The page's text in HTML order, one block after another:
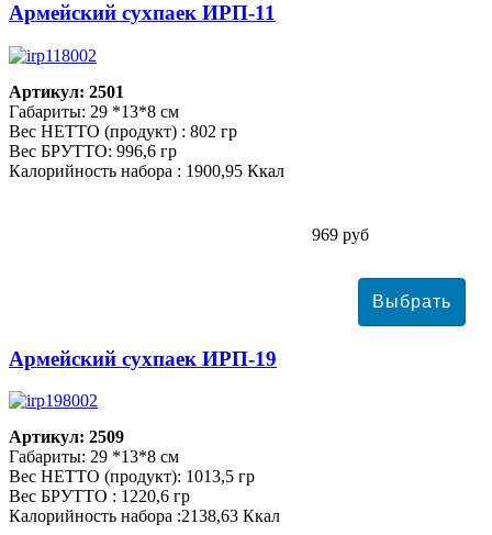
Армейский сухпаек ИРП-11
Артикул: 2501
Габариты: 29 *13*8 см
Вес НЕТТО (продукт) : 802 гр
Вес БРУТТО: 996,6 гр
Калорийность набора : 1900,95 Ккал
969 руб
Армейский сухпаек ИРП-19
Артикул: 2509
Габариты: 29 *13*8 см
Вес НЕТТО (продукт): 1013,5 гр
Вес БРУТТО : 1220,6 гр
Калорийность набора :2138,63 Ккал